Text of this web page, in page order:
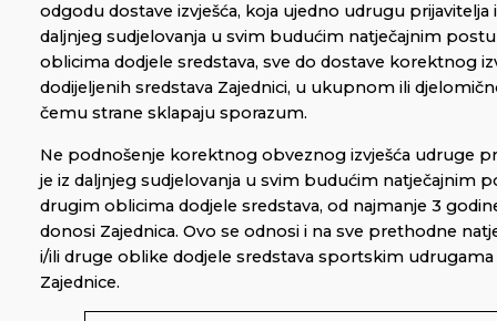
odgodu dostave izvješća, koja ujedno udrugu prijavitelja
daljnjeg sudjelovanja u svim budućim natječajnim
oblicima dodjele sredstava, sve do dostave korektnog
dodijeljenih sredstava Zajednici, u ukupnom ili
čemu strane sklapaju sporazum.
Ne podnošenje korektnog obveznog izvješća udruge
je iz daljnjeg sudjelovanja u svim budućim natječajnim
drugim oblicima dodjele sredstava, od najmanje 3
donosi Zajednica. Ovo se odnosi i na sve prethodne
i/ili druge oblike dodjele sredstava sportskim
Zajednice.